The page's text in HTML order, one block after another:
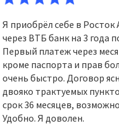
Я приобрёл себе в
через ВТБ банк на 3 года
Первый платеж через
кроме паспорта и прав
очень быстро. Договор
двояко трактуемых
срок 36 месяцев,
Удобно. Я доволен.